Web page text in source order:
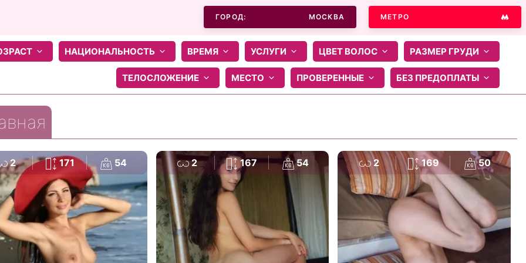
ГОРОД: МОСКВА МЕТРО
НАЦИОНАЛЬНОСТЬ ВРЕМЯ УСЛУГИ ЦВЕТ ВОЛОС РАЗМЕР ГРУДИ
ТЕЛОСЛОЖЕНИЕ МЕСТО ПРОВЕРЕННЫЕ БЕЗ ПРЕДОПЛАТЫ
2 171 54 2 167 54 2 169 50